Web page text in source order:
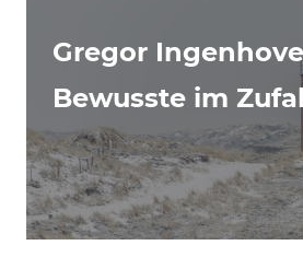
Gregor
Bewusste im